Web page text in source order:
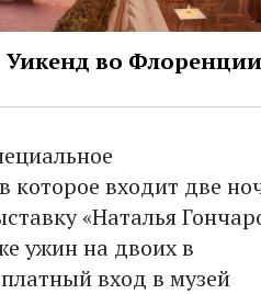
Уикенд во Флоренции
которое входит две
«Наталья
ужин на двоих в
вход в музей